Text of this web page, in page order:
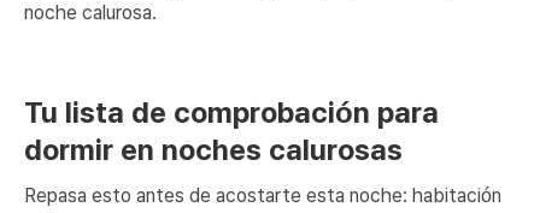
noche calurosa.
Tu lista de comprobación para
dormir en noches calurosas
Repasa esto antes de acostarte esta noche: habitación